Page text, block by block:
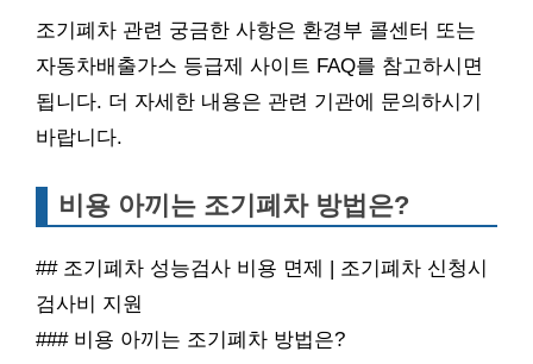
조기폐차 관련 궁금한 사항은 환경부 콜센터 또는
자동차배출가스 등급제 사이트 FAQ를 참고하시면
됩니다. 더 자세한 내용은 관련 기관에 문의하시기
바랍니다.
비용 아끼는 조기폐차 방법은?
## 조기폐차 성능검사 비용 면제 | 조기폐차 신청시
검사비 지원
### 비용 아끼는 조기폐차 방법은?